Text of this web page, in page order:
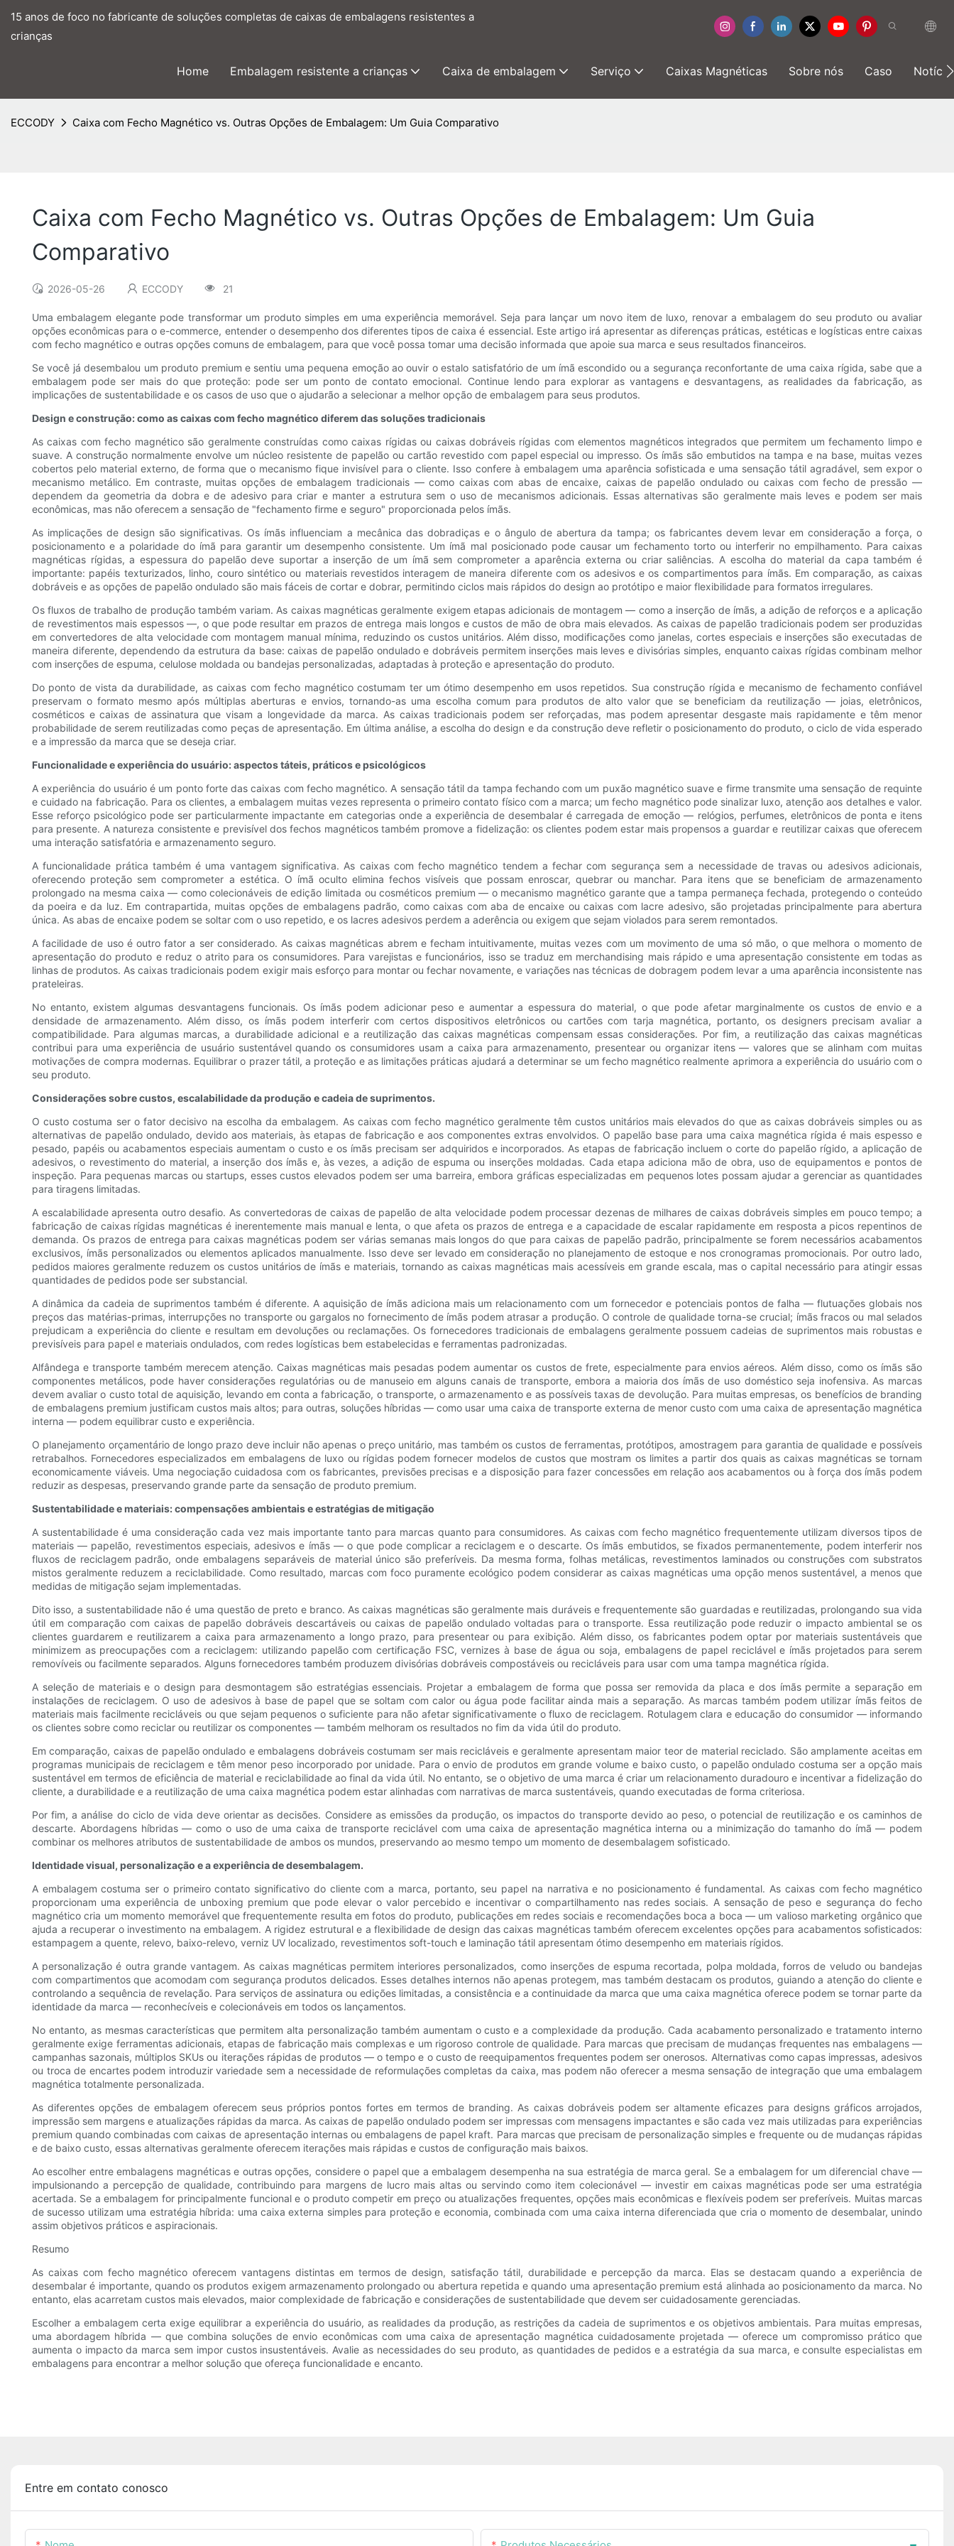
15 anos de foco no fabricante de soluções completas de caixas de embalagens resistentes a
crianças
Home Embalagem resistente a crianças Caixa de embalagem Serviço Caixas Magnéticas Sobre nós Caso
ECCODY Caixa com Fecho Magnético vs. Outras Opções de Embalagem: Um Guia Comparativo
Caixa com Fecho Magnético vs. Outras Opções de Embalagem: Um Guia
Comparativo
2026-05-26 ECCODY 21
Uma embalagem elegante pode transformar um produto simples em uma experiência memorável. Seja para lançar um novo item de luxo, renovar a embalagem do seu produto ou avaliar
opções econômicas para o e-commerce, entender o desempenho dos diferentes tipos de caixa é essencial. Este artigo irá apresentar as diferenças práticas, estéticas e logísticas entre caixas
com fecho magnético e outras opções comuns de embalagem, para que você possa tomar uma decisão informada que apoie sua marca e seus resultados financeiros.
Se você já desembalou um produto premium e sentiu uma pequena emoção ao ouvir o estalo satisfatório de um ímã escondido ou a segurança reconfortante de uma caixa rígida, sabe que a
embalagem pode ser mais do que proteção: pode ser um ponto de contato emocional. Continue lendo para explorar as vantagens e desvantagens, as realidades da fabricação, as
implicações de sustentabilidade e os casos de uso que o ajudarão a selecionar a melhor opção de embalagem para seus produtos.
Design e construção: como as caixas com fecho magnético diferem das soluções tradicionais
As caixas com fecho magnético são geralmente construídas como caixas rígidas ou caixas dobráveis ​​rígidas com elementos magnéticos integrados que permitem um fechamento limpo e
suave. A construção normalmente envolve um núcleo resistente de papelão ou cartão revestido com papel especial ou impresso. Os ímãs são embutidos na tampa e na base, muitas vezes
cobertos pelo material externo, de forma que o mecanismo fique invisível para o cliente. Isso confere à embalagem uma aparência sofisticada e uma sensação tátil agradável, sem expor o
mecanismo metálico. Em contraste, muitas opções de embalagem tradicionais — como caixas com abas de encaixe, caixas de papelão ondulado ou caixas com fecho de pressão —
dependem da geometria da dobra e de adesivo para criar e manter a estrutura sem o uso de mecanismos adicionais. Essas alternativas são geralmente mais leves e podem ser mais
econômicas, mas não oferecem a sensação de "fechamento firme e seguro" proporcionada pelos ímãs.
As implicações de design são significativas. Os ímãs influenciam a mecânica das dobradiças e o ângulo de abertura da tampa; os fabricantes devem levar em consideração a força, o
posicionamento e a polaridade do ímã para garantir um desempenho consistente. Um ímã mal posicionado pode causar um fechamento torto ou interferir no empilhamento. Para caixas
magnéticas rígidas, a espessura do papelão deve suportar a inserção de um ímã sem comprometer a aparência externa ou criar saliências. A escolha do material da capa também é
importante: papéis texturizados, linho, couro sintético ou materiais revestidos interagem de maneira diferente com os adesivos e os compartimentos para ímãs. Em comparação, as caixas
dobráveis ​​e as opções de papelão ondulado são mais fáceis de cortar e dobrar, permitindo ciclos mais rápidos do design ao protótipo e maior flexibilidade para formatos irregulares.
Os fluxos de trabalho de produção também variam. As caixas magnéticas geralmente exigem etapas adicionais de montagem — como a inserção de ímãs, a adição de reforços e a aplicação
de revestimentos mais espessos —, o que pode resultar em prazos de entrega mais longos e custos de mão de obra mais elevados. As caixas de papelão tradicionais podem ser produzidas
em convertedores de alta velocidade com montagem manual mínima, reduzindo os custos unitários. Além disso, modificações como janelas, cortes especiais e inserções são executadas de
maneira diferente, dependendo da estrutura da base: caixas de papelão ondulado e dobráveis ​​permitem inserções mais leves e divisórias simples, enquanto caixas rígidas combinam melhor
com inserções de espuma, celulose moldada ou bandejas personalizadas, adaptadas à proteção e apresentação do produto.
Do ponto de vista da durabilidade, as caixas com fecho magnético costumam ter um ótimo desempenho em usos repetidos. Sua construção rígida e mecanismo de fechamento confiável
preservam o formato mesmo após múltiplas aberturas e envios, tornando-as uma escolha comum para produtos de alto valor que se beneficiam da reutilização — joias, eletrônicos,
cosméticos e caixas de assinatura que visam a longevidade da marca. As caixas tradicionais podem ser reforçadas, mas podem apresentar desgaste mais rapidamente e têm menor
probabilidade de serem reutilizadas como peças de apresentação. Em última análise, a escolha do design e da construção deve refletir o posicionamento do produto, o ciclo de vida esperado
e a impressão da marca que se deseja criar.
Funcionalidade e experiência do usuário: aspectos táteis, práticos e psicológicos
A experiência do usuário é um ponto forte das caixas com fecho magnético. A sensação tátil da tampa fechando com um puxão magnético suave e firme transmite uma sensação de requinte
e cuidado na fabricação. Para os clientes, a embalagem muitas vezes representa o primeiro contato físico com a marca; um fecho magnético pode sinalizar luxo, atenção aos detalhes e valor.
Esse reforço psicológico pode ser particularmente impactante em categorias onde a experiência de desembalar é carregada de emoção — relógios, perfumes, eletrônicos de ponta e itens
para presente. A natureza consistente e previsível dos fechos magnéticos também promove a fidelização: os clientes podem estar mais propensos a guardar e reutilizar caixas que oferecem
uma interação satisfatória e armazenamento seguro.
A funcionalidade prática também é uma vantagem significativa. As caixas com fecho magnético tendem a fechar com segurança sem a necessidade de travas ou adesivos adicionais,
oferecendo proteção sem comprometer a estética. O ímã oculto elimina fechos visíveis que possam enroscar, quebrar ou manchar. Para itens que se beneficiam de armazenamento
prolongado na mesma caixa — como colecionáveis ​​de edição limitada ou cosméticos premium — o mecanismo magnético garante que a tampa permaneça fechada, protegendo o conteúdo
da poeira e da luz. Em contrapartida, muitas opções de embalagens padrão, como caixas com aba de encaixe ou caixas com lacre adesivo, são projetadas principalmente para abertura
única. As abas de encaixe podem se soltar com o uso repetido, e os lacres adesivos perdem a aderência ou exigem que sejam violados para serem remontados.
A facilidade de uso é outro fator a ser considerado. As caixas magnéticas abrem e fecham intuitivamente, muitas vezes com um movimento de uma só mão, o que melhora o momento de
apresentação do produto e reduz o atrito para os consumidores. Para varejistas e funcionários, isso se traduz em merchandising mais rápido e uma apresentação consistente em todas as
linhas de produtos. As caixas tradicionais podem exigir mais esforço para montar ou fechar novamente, e variações nas técnicas de dobragem podem levar a uma aparência inconsistente nas
prateleiras.
No entanto, existem algumas desvantagens funcionais. Os ímãs podem adicionar peso e aumentar a espessura do material, o que pode afetar marginalmente os custos de envio e a
densidade de armazenamento. Além disso, os ímãs podem interferir com certos dispositivos eletrônicos ou cartões com tarja magnética, portanto, os designers precisam avaliar a
compatibilidade. Para algumas marcas, a durabilidade adicional e a reutilização das caixas magnéticas compensam essas considerações. Por fim, a reutilização das caixas magnéticas
contribui para uma experiência de usuário sustentável quando os consumidores usam a caixa para armazenamento, presentear ou organizar itens — valores que se alinham com muitas
motivações de compra modernas. Equilibrar o prazer tátil, a proteção e as limitações práticas ajudará a determinar se um fecho magnético realmente aprimora a experiência do usuário com o
seu produto.
Considerações sobre custos, escalabilidade da produção e cadeia de suprimentos.
O custo costuma ser o fator decisivo na escolha da embalagem. As caixas com fecho magnético geralmente têm custos unitários mais elevados do que as caixas dobráveis ​​simples ou as
alternativas de papelão ondulado, devido aos materiais, às etapas de fabricação e aos componentes extras envolvidos. O papelão base para uma caixa magnética rígida é mais espesso e
pesado, papéis ou acabamentos especiais aumentam o custo e os ímãs precisam ser adquiridos e incorporados. As etapas de fabricação incluem o corte do papelão rígido, a aplicação de
adesivos, o revestimento do material, a inserção dos ímãs e, às vezes, a adição de espuma ou inserções moldadas. Cada etapa adiciona mão de obra, uso de equipamentos e pontos de
inspeção. Para pequenas marcas ou startups, esses custos elevados podem ser uma barreira, embora gráficas especializadas em pequenos lotes possam ajudar a gerenciar as quantidades
para tiragens limitadas.
A escalabilidade apresenta outro desafio. As convertedoras de caixas de papelão de alta velocidade podem processar dezenas de milhares de caixas dobráveis ​​simples em pouco tempo; a
fabricação de caixas rígidas magnéticas é inerentemente mais manual e lenta, o que afeta os prazos de entrega e a capacidade de escalar rapidamente em resposta a picos repentinos de
demanda. Os prazos de entrega para caixas magnéticas podem ser várias semanas mais longos do que para caixas de papelão padrão, principalmente se forem necessários acabamentos
exclusivos, ímãs personalizados ou elementos aplicados manualmente. Isso deve ser levado em consideração no planejamento de estoque e nos cronogramas promocionais. Por outro lado,
pedidos maiores geralmente reduzem os custos unitários de ímãs e materiais, tornando as caixas magnéticas mais acessíveis em grande escala, mas o capital necessário para atingir essas
quantidades de pedidos pode ser substancial.
A dinâmica da cadeia de suprimentos também é diferente. A aquisição de ímãs adiciona mais um relacionamento com um fornecedor e potenciais pontos de falha — flutuações globais nos
preços das matérias-primas, interrupções no transporte ou gargalos no fornecimento de ímãs podem atrasar a produção. O controle de qualidade torna-se crucial; ímãs fracos ou mal selados
prejudicam a experiência do cliente e resultam em devoluções ou reclamações. Os fornecedores tradicionais de embalagens geralmente possuem cadeias de suprimentos mais robustas e
previsíveis para papel e materiais ondulados, com redes logísticas bem estabelecidas e ferramentas padronizadas.
Alfândega e transporte também merecem atenção. Caixas magnéticas mais pesadas podem aumentar os custos de frete, especialmente para envios aéreos. Além disso, como os ímãs são
componentes metálicos, pode haver considerações regulatórias ou de manuseio em alguns canais de transporte, embora a maioria dos ímãs de uso doméstico seja inofensiva. As marcas
devem avaliar o custo total de aquisição, levando em conta a fabricação, o transporte, o armazenamento e as possíveis taxas de devolução. Para muitas empresas, os benefícios de branding
de embalagens premium justificam custos mais altos; para outras, soluções híbridas — como usar uma caixa de transporte externa de menor custo com uma caixa de apresentação magnética
interna — podem equilibrar custo e experiência.
O planejamento orçamentário de longo prazo deve incluir não apenas o preço unitário, mas também os custos de ferramentas, protótipos, amostragem para garantia de qualidade e possíveis
retrabalhos. Fornecedores especializados em embalagens de luxo ou rígidas podem fornecer modelos de custos que mostram os limites a partir dos quais as caixas magnéticas se tornam
economicamente viáveis. Uma negociação cuidadosa com os fabricantes, previsões precisas e a disposição para fazer concessões em relação aos acabamentos ou à força dos ímãs podem
reduzir as despesas, preservando grande parte da sensação de produto premium.
Sustentabilidade e materiais: compensações ambientais e estratégias de mitigação
A sustentabilidade é uma consideração cada vez mais importante tanto para marcas quanto para consumidores. As caixas com fecho magnético frequentemente utilizam diversos tipos de
materiais — papelão, revestimentos especiais, adesivos e ímãs — o que pode complicar a reciclagem e o descarte. Os ímãs embutidos, se fixados permanentemente, podem interferir nos
fluxos de reciclagem padrão, onde embalagens separáveis ​​de material único são preferíveis. Da mesma forma, folhas metálicas, revestimentos laminados ou construções com substratos
mistos geralmente reduzem a reciclabilidade. Como resultado, marcas com foco puramente ecológico podem considerar as caixas magnéticas uma opção menos sustentável, a menos que
medidas de mitigação sejam implementadas.
Dito isso, a sustentabilidade não é uma questão de preto e branco. As caixas magnéticas são geralmente mais duráveis ​​e frequentemente são guardadas e reutilizadas, prolongando sua vida
útil em comparação com caixas de papelão dobráveis ​​descartáveis ​​ou caixas de papelão ondulado voltadas para o transporte. Essa reutilização pode reduzir o impacto ambiental se os
clientes guardarem e reutilizarem a caixa para armazenamento a longo prazo, para presentear ou para exibição. Além disso, os fabricantes podem optar por materiais sustentáveis ​​que
minimizem as preocupações com a reciclagem: utilizando papelão com certificação FSC, vernizes à base de água ou soja, embalagens de papel reciclável e ímãs projetados para serem
removíveis ou facilmente separados. Alguns fornecedores também produzem divisórias dobráveis ​​compostáveis ​​ou recicláveis ​​para usar com uma tampa magnética rígida.
A seleção de materiais e o design para desmontagem são estratégias essenciais. Projetar a embalagem de forma que possa ser removida da placa e dos ímãs permite a separação em
instalações de reciclagem. O uso de adesivos à base de papel que se soltam com calor ou água pode facilitar ainda mais a separação. As marcas também podem utilizar ímãs feitos de
materiais mais facilmente recicláveis ​​ou que sejam pequenos o suficiente para não afetar significativamente o fluxo de reciclagem. Rotulagem clara e educação do consumidor — informando
os clientes sobre como reciclar ou reutilizar os componentes — também melhoram os resultados no fim da vida útil do produto.
Em comparação, caixas de papelão ondulado e embalagens dobráveis ​​costumam ser mais recicláveis ​​e geralmente apresentam maior teor de material reciclado. São amplamente aceitas em
programas municipais de reciclagem e têm menor peso incorporado por unidade. Para o envio de produtos em grande volume e baixo custo, o papelão ondulado costuma ser a opção mais
sustentável em termos de eficiência de material e reciclabilidade ao final da vida útil. No entanto, se o objetivo de uma marca é criar um relacionamento duradouro e incentivar a fidelização do
cliente, a durabilidade e a reutilização de uma caixa magnética podem estar alinhadas com narrativas de marca sustentáveis, quando executadas de forma criteriosa.
Por fim, a análise do ciclo de vida deve orientar as decisões. Considere as emissões da produção, os impactos do transporte devido ao peso, o potencial de reutilização e os caminhos de
descarte. Abordagens híbridas — como o uso de uma caixa de transporte reciclável com uma caixa de apresentação magnética interna ou a minimização do tamanho do ímã — podem
combinar os melhores atributos de sustentabilidade de ambos os mundos, preservando ao mesmo tempo um momento de desembalagem sofisticado.
Identidade visual, personalização e a experiência de desembalagem.
A embalagem costuma ser o primeiro contato significativo do cliente com a marca, portanto, seu papel na narrativa e no posicionamento é fundamental. As caixas com fecho magnético
proporcionam uma experiência de unboxing premium que pode elevar o valor percebido e incentivar o compartilhamento nas redes sociais. A sensação de peso e segurança do fecho
magnético cria um momento memorável que frequentemente resulta em fotos do produto, publicações em redes sociais e recomendações boca a boca — um valioso marketing orgânico que
ajuda a recuperar o investimento na embalagem. A rigidez estrutural e a flexibilidade de design das caixas magnéticas também oferecem excelentes opções para acabamentos sofisticados:
estampagem a quente, relevo, baixo-relevo, verniz UV localizado, revestimentos soft-touch e laminação tátil apresentam ótimo desempenho em materiais rígidos.
A personalização é outra grande vantagem. As caixas magnéticas permitem interiores personalizados, como inserções de espuma recortada, polpa moldada, forros de veludo ou bandejas
com compartimentos que acomodam com segurança produtos delicados. Esses detalhes internos não apenas protegem, mas também destacam os produtos, guiando a atenção do cliente e
controlando a sequência de revelação. Para serviços de assinatura ou edições limitadas, a consistência e a continuidade da marca que uma caixa magnética oferece podem se tornar parte da
identidade da marca — reconhecíveis e colecionáveis ​​em todos os lançamentos.
No entanto, as mesmas características que permitem alta personalização também aumentam o custo e a complexidade da produção. Cada acabamento personalizado e tratamento interno
geralmente exige ferramentas adicionais, etapas de fabricação mais complexas e um rigoroso controle de qualidade. Para marcas que precisam de mudanças frequentes nas embalagens —
campanhas sazonais, múltiplos SKUs ou iterações rápidas de produtos — o tempo e o custo de reequipamentos frequentes podem ser onerosos. Alternativas como capas impressas, adesivos
ou troca de encartes podem introduzir variedade sem a necessidade de reformulações completas da caixa, mas podem não oferecer a mesma sensação de integração que uma embalagem
magnética totalmente personalizada.
As diferentes opções de embalagem oferecem seus próprios pontos fortes em termos de branding. As caixas dobráveis ​​podem ser altamente eficazes para designs gráficos arrojados,
impressão sem margens e atualizações rápidas da marca. As caixas de papelão ondulado podem ser impressas com mensagens impactantes e são cada vez mais utilizadas para experiências
premium quando combinadas com caixas de apresentação internas ou embalagens de papel kraft. Para marcas que precisam de personalização simples e frequente ou de mudanças rápidas
e de baixo custo, essas alternativas geralmente oferecem iterações mais rápidas e custos de configuração mais baixos.
Ao escolher entre embalagens magnéticas e outras opções, considere o papel que a embalagem desempenha na sua estratégia de marca geral. Se a embalagem for um diferencial chave —
impulsionando a percepção de qualidade, contribuindo para margens de lucro mais altas ou servindo como item colecionável — investir em caixas magnéticas pode ser uma estratégia
acertada. Se a embalagem for principalmente funcional e o produto competir em preço ou atualizações frequentes, opções mais econômicas e flexíveis podem ser preferíveis. Muitas marcas
de sucesso utilizam uma estratégia híbrida: uma caixa externa simples para proteção e economia, combinada com uma caixa interna diferenciada que cria o momento de desembalar, unindo
assim objetivos práticos e aspiracionais.
Resumo
As caixas com fecho magnético oferecem vantagens distintas em termos de design, satisfação tátil, durabilidade e percepção da marca. Elas se destacam quando a experiência de
desembalar é importante, quando os produtos exigem armazenamento prolongado ou abertura repetida e quando uma apresentação premium está alinhada ao posicionamento da marca. No
entanto, elas acarretam custos mais elevados, maior complexidade de fabricação e considerações de sustentabilidade que devem ser cuidadosamente gerenciadas.
Escolher a embalagem certa exige equilibrar a experiência do usuário, as realidades da produção, as restrições da cadeia de suprimentos e os objetivos ambientais. Para muitas empresas,
uma abordagem híbrida — que combina soluções de envio econômicas com uma caixa de apresentação magnética cuidadosamente projetada — oferece um compromisso prático que
aumenta o impacto da marca sem impor custos insustentáveis. Avalie as necessidades do seu produto, as quantidades de pedidos e a estratégia da sua marca, e consulte especialistas em
embalagens para encontrar a melhor solução que ofereça funcionalidade e encanto.
Entre em contato conosco